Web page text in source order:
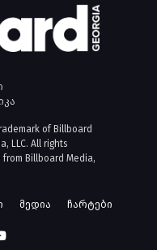
of Billboard
LLC. All rights
Billboard Media,
მედია ჩარტები